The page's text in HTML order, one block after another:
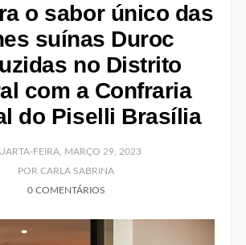
o sabor único das
suínas Duroc
no Distrito
com a Confraria
do Piselli Brasília
FEIRA, MARÇO 29, 2023
POR CARLA SABRINA
0 COMENTÁRIOS